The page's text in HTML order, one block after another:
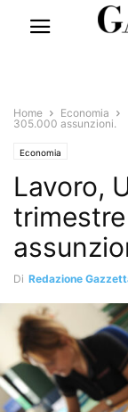
Home Economia
305.000 assunzioni.
Economia
Lavoro,
Di Redazione